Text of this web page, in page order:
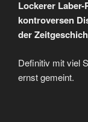
Lockerer
kontroversen
der
Definitiv mit viel
ernst gemeint.